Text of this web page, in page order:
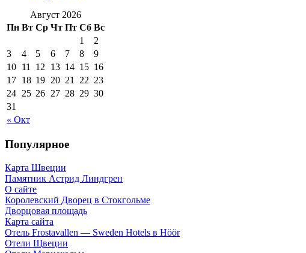
Август 2026
Пн Вт Ср Чт Пт Сб Вс
« Окт
1
2
3
4 5 6 7 8
9
10 11 12 13 14 15 16
17 18 19 20 21 22 23
24 25 26 27 28 29 30
31
Популярное
Карта Швеции
Памятник Астрид Линдгрен
О сайте
Королевский Дворец в Стокгольме
Дворцовая площадь
Карта сайта
Отель Frostavallen — Sweden Hotels в Höör
Отели Щвеции